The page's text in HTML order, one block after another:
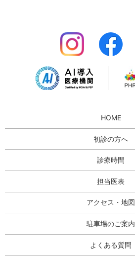
HOME
初診の方へ
診療時間
担当医表
アクセス・地図
駐車場のご案内
よくある質問